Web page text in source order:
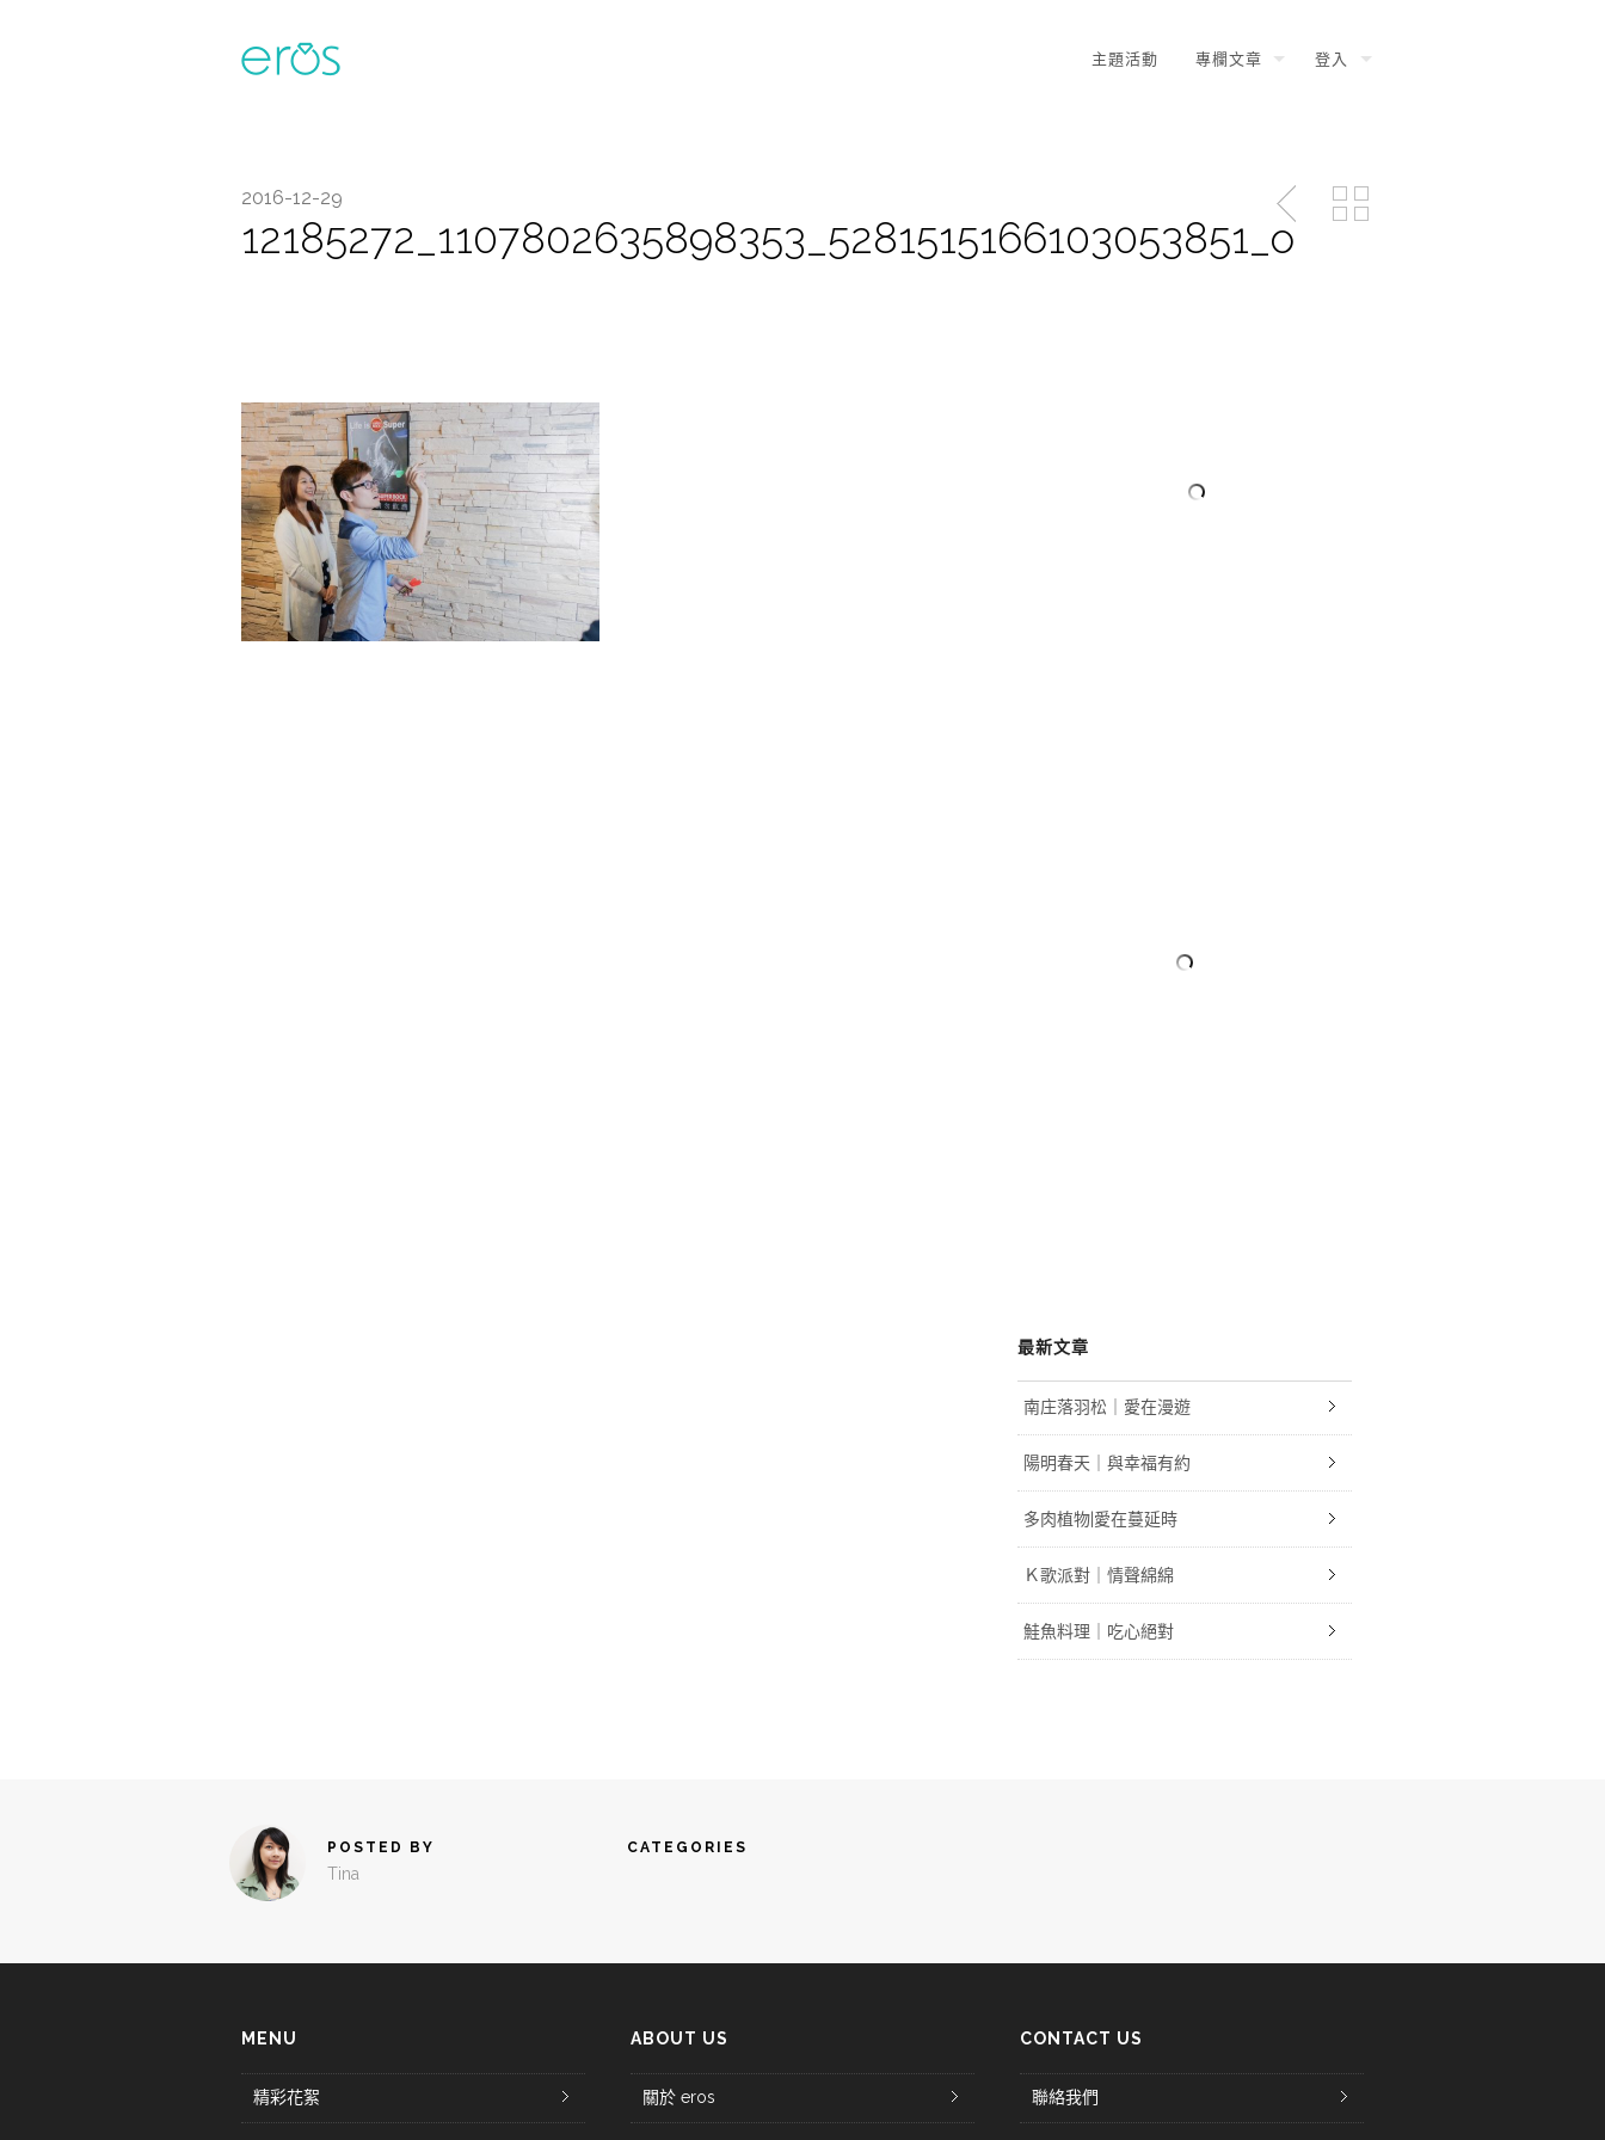
主題活動 專欄文章 登入
2016-12-29
12185272_1107802635898353_5281515166103053851_o
最新文章
南庄落羽松｜愛在漫遊
陽明春天｜與幸福有約
多肉植物|愛在蔓延時
Ｋ歌派對｜情聲綿綿
鮭魚料理｜吃心絕對
POSTED BY
Tina
CATEGORIES
MENU
精彩花絮
ABOUT US
關於 eros
CONTACT US
聯絡我們